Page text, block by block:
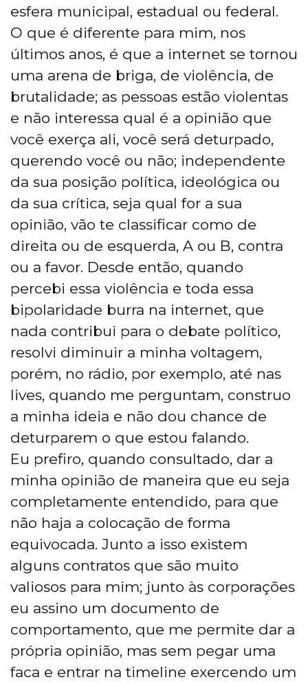
esfera municipal, estadual ou federal.
O que é diferente para mim, nos
últimos anos, é que a internet se tornou
uma arena de briga, de violência, de
brutalidade; as pessoas estão violentas
e não interessa qual é a opinião que
você exerça ali, você será deturpado,
querendo você ou não; independente
da sua posição política, ideológica ou
da sua crítica, seja qual for a sua
opinião, vão te classificar como de
direita ou de esquerda, A ou B, contra
ou a favor. Desde então, quando
percebi essa violência e toda essa
bipolaridade burra na internet, que
nada contribui para o debate político,
resolvi diminuir a minha voltagem,
porém, no rádio, por exemplo, até nas
lives, quando me perguntam, construo
a minha ideia e não dou chance de
deturparem o que estou falando.
Eu prefiro, quando consultado, dar a
minha opinião de maneira que eu seja
completamente entendido, para que
não haja a colocação de forma
equivocada. Junto a isso existem
alguns contratos que são muito
valiosos para mim; junto às corporações
eu assino um documento de
comportamento, que me permite dar a
própria opinião, mas sem pegar uma
faca e entrar na timeline exercendo um